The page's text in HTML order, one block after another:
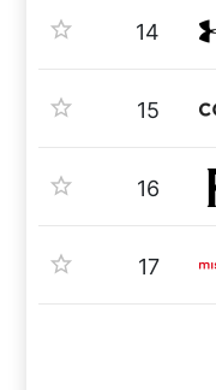
14
15
16
17